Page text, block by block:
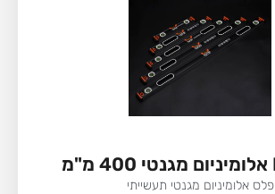
פלס אלומיניום מגנטי תעשייתי